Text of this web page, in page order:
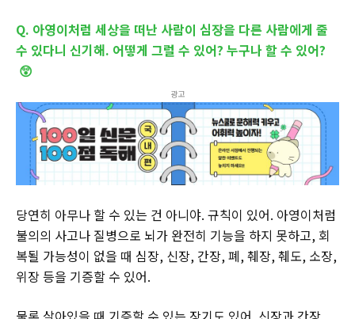
Q. 아영이처럼 세상을 떠난 사람이 심장을 다른 사람에게 줄
수 있다니 신기해. 어떻게 그럴 수 있어? 누구나 할 수 있어?
😲
광고
당연히 아무나 할 수 있는 건 아니야. 규칙이 있어. 아영이처럼
불의의 사고나 질병으로 뇌가 완전히 기능을 하지 못하고, 회
복될 가능성이 없을 때 심장, 신장, 간장, 폐, 췌장, 췌도, 소장,
위장 등을 기증할 수 있어.